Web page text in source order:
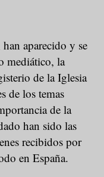
aparecido y se
mediático, la
de la Iglesia
de los temas
de la
han sido las
recibidos por
en España.